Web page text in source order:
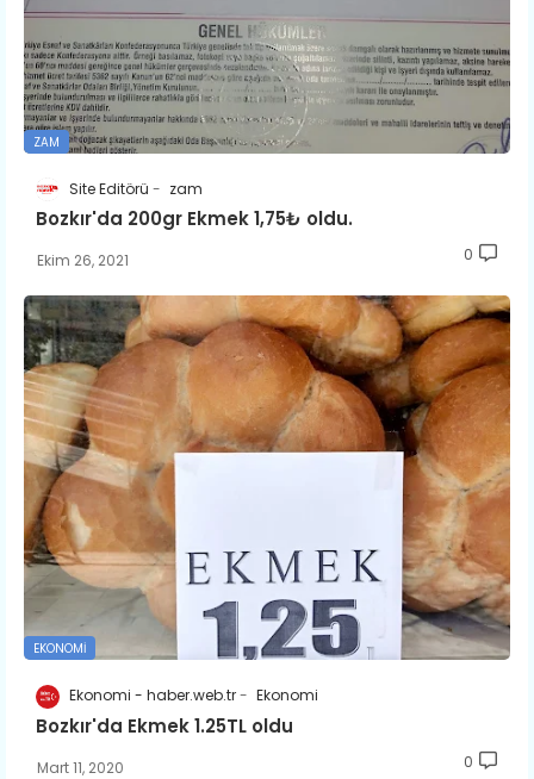
ZAM
Site Editörü zam
Bozkır'da 200gr Ekmek 1,75₺ oldu.
Ekim 26, 2021 0
EKONOMI
Ekonomi - haber.web.tr Ekonomi
Bozkır'da Ekmek 1.25TL oldu
Mart 11, 2020 0